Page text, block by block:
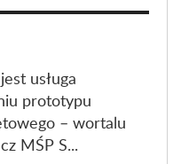
usługa
prototypu
– wortalu
MŚP S...